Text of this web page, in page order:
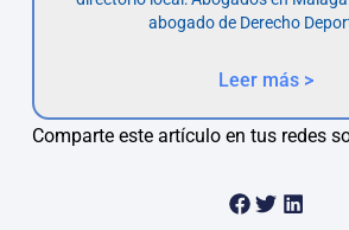
abogado de Derecho
Leer más >
Comparte este artículo en tus redes